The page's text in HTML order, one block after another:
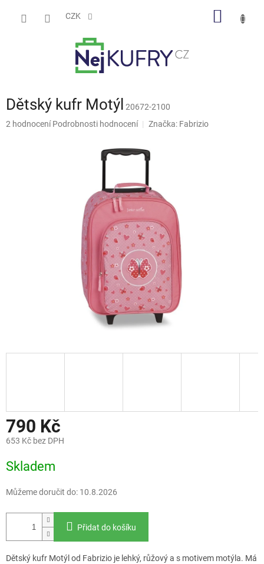
CZK
Dětský kufr Motýl 20672-2100
Průměrné
2 hodnocení Podrobnosti hodnocení Značka: Fabrizio
790 Kč
653 Kč bez DPH
cena:
Skladem
Můžeme doručit do: 10.8.2026
Přidat do košíku
Dětský kufr Motýl od Fabrizio je lehký, růžový a s motivem motýla. Má